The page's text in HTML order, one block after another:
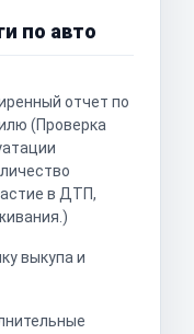
по авто
отчет по
(Проверка
в ДТП,
выкупа и